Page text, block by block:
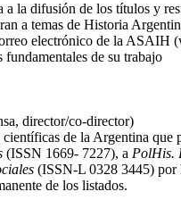
difusión de los títulos y
a temas de Historia
electrónico de la
fundamentales de su trabajo
director/co-director)
de la Argentina que
(ISSN 1669- 7227), a PolHis.
(ISSN-L 0328 3445) por
de los listados.